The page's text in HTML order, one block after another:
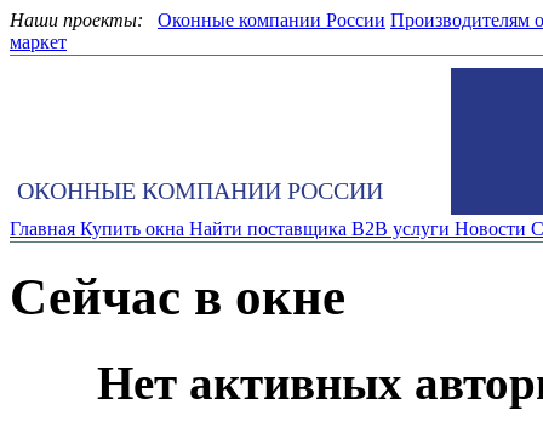
Наши проекты: Оконные компании России Производителям
маркет
ОКОННЫЕ КОМПАНИИ РОССИИ
Главная Купить окна Найти поставщика B2B услуги Новости
Сейчас в окне
Нет активных